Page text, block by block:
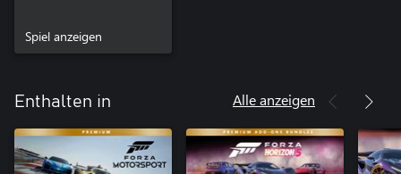
Spiel anzeigen
Enthalten in Alle anzeigen